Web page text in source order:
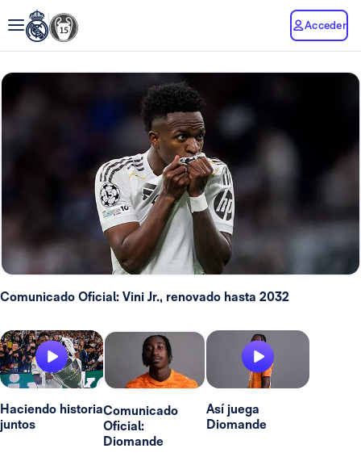
Acceder
Comunicado Oficial: Vini Jr., renovado hasta 2032
Haciendo historia
juntos
Comunicado
Oficial:
Diomande
Así juega
Diomande